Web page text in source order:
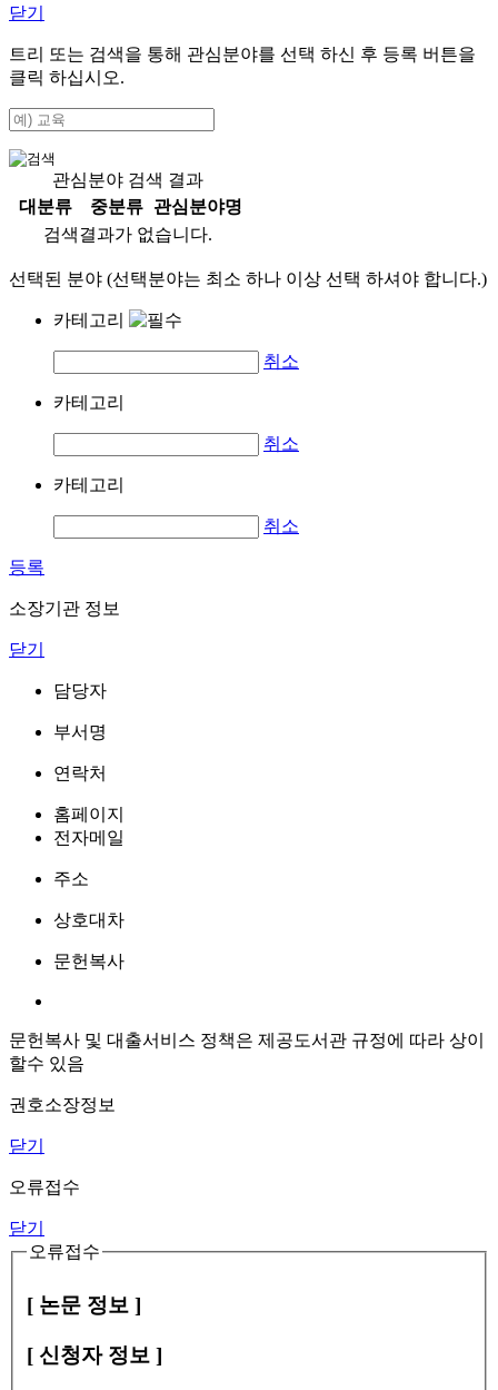
닫기
트리 또는 검색을 통해 관심분야를 선택 하신 후 등록 버튼을
클릭 하십시오.
관심분야 검색 결과
대분류
중분류
관심분야명
검색결과가 없습니다.
선택된 분야 (선택분야는 최소 하나 이상 선택 하셔야 합니다.)
카테고리
취소
카테고리
취소
카테고리
취소
등록
소장기관 정보
닫기
담당자
부서명
연락처
홈페이지
전자메일
주소
상호대차
문헌복사
문헌복사 및 대출서비스 정책은 제공도서관 규정에 따라 상이
할수 있음
권호소장정보
닫기
오류접수
닫기
오류접수
[ 논문 정보 ]
[ 신청자 정보 ]